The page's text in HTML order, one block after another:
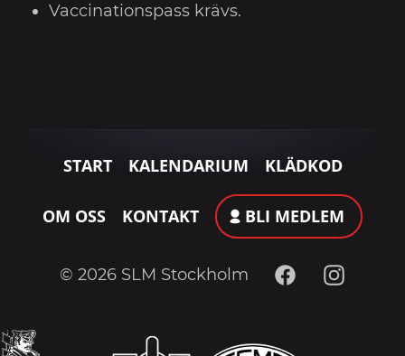
Vaccinationspass krävs.
START KALENDARIUM KLÄDKOD
OM OSS KONTAKT BLI MEDLEM
© 2026 SLM Stockholm FacebookInstagram